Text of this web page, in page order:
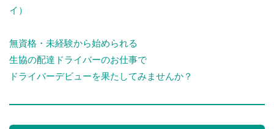
イ）
無資格・未経験から始められる
生協の配達ドライバーのお仕事で
ドライバーデビューを果たしてみませんか？